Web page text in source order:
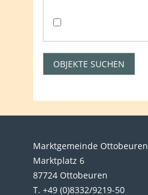
Marktgemeinde Ottobeuren
Marktplatz 6
87724 Ottobeuren
T. +49 (0)8332/9219-50